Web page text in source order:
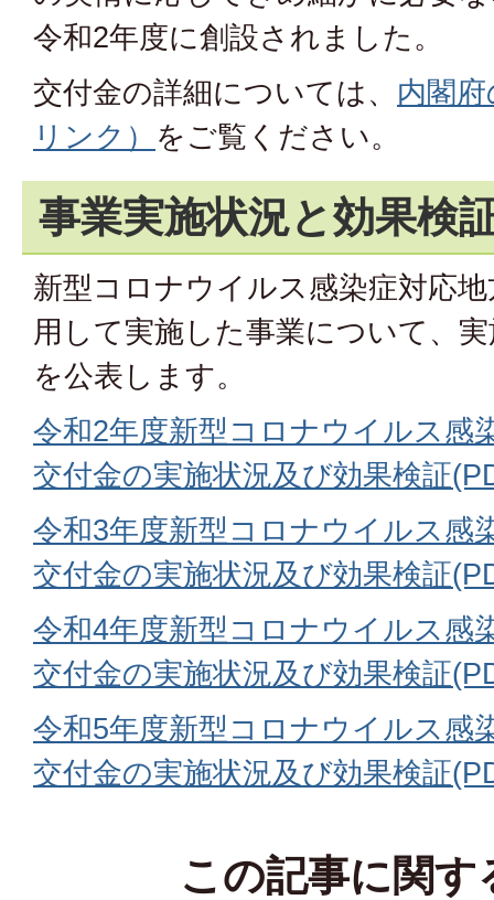
令和2年度に創設されました。
交付金の詳細については、 内閣
リンク） をご覧ください。
事業実施状況と効果検
新型コロナウイルス感染症対応
用して実施した事業について、
を公表します。
令和2年度新型コロナウイルス感
交付金の実施状況及び効果検証
令和3年度新型コロナウイルス感
交付金の実施状況及び効果検証
令和4年度新型コロナウイルス感
交付金の実施状況及び効果検証
令和5年度新型コロナウイルス感
交付金の実施状況及び効果検証
この記事に関す